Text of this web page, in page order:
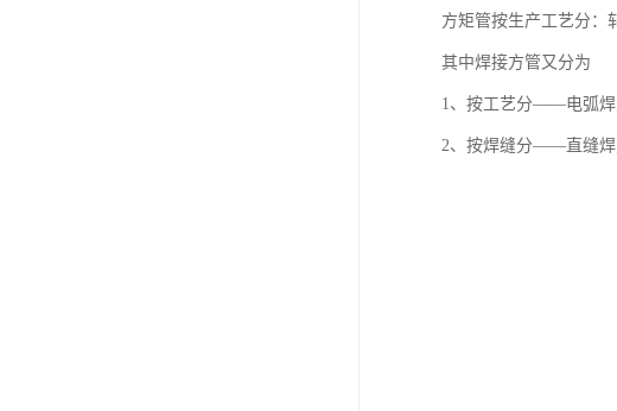
方矩管按生产工艺分：
其中焊接方管又分为
1、按工艺分——电弧焊
2、按焊缝分——直缝焊